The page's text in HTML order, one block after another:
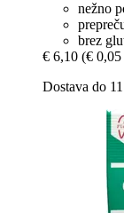
nežno
brez
€ 6,10 (€
Dostava do